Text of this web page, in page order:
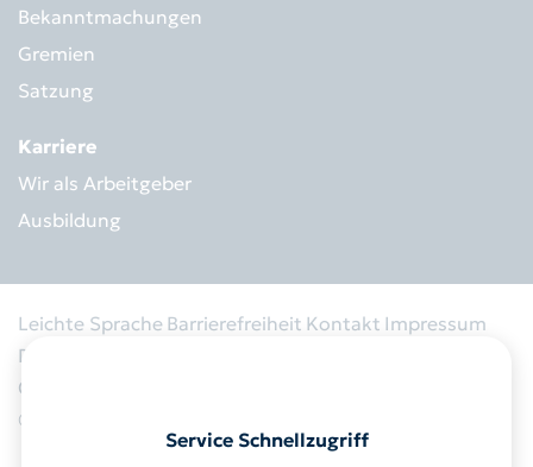
Service Schnellzugriff
Bekanntmachungen
Gremien
Satzung
Karriere
Wir als Arbeitgeber
Ausbildung
© 2026 RegioEntsorgung AöR
Leichte Sprache Barrierefreiheit Kontakt Impressum
Datenschutz
Cookies